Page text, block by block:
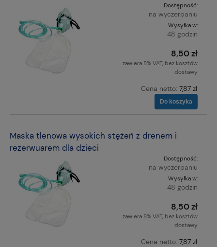
Dostępność:
na wyczerpaniu
Wysyłka w:
48 godzin
8,50 zł
zawiera 8% VAT, bez kosztów
dostawy
Cena netto: 7,87 zł
Do koszyka
Maska tlenowa wysokich stężeń z drenem i
rezerwuarem dla dzieci
Dostępność:
na wyczerpaniu
Wysyłka w:
48 godzin
8,50 zł
zawiera 8% VAT, bez kosztów
dostawy
Cena netto: 7,87 zł